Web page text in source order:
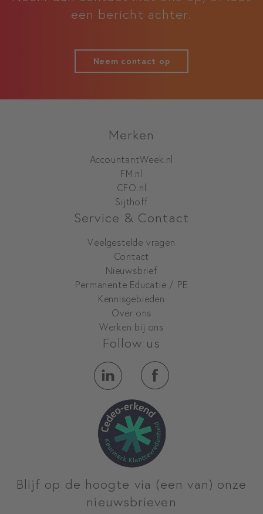
een bericht achter.
Neem contact op
Merken
AccountantWeek.nl
FM.nl
CFO.nl
Sijthoff
Service & Contact
Veelgestelde vragen
Contact
Nieuwsbrief
Permanente Educatie / PE
Kennisgebieden
Over ons
Werken bij ons
Follow us
Blijf op de hoogte via (een van) onze
nieuwsbrieven